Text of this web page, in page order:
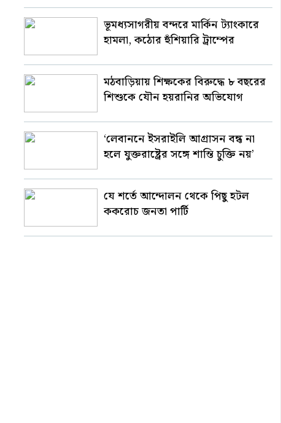
ভূমধ্যসাগরীয় বন্দরে মার্কিন ট্যাংকারে
হামলা, কঠোর হুঁশিয়ারি ট্রাম্পের
মঠবাড়িয়ায় শিক্ষকের বিরুদ্ধে ৮ বছরের
শিশুকে যৌন হয়রানির অভিযোগ
‘লেবাননে ইসরাইলি আগ্রাসন বন্ধ না
হলে যুক্তরাষ্ট্রের সঙ্গে শান্তি চুক্তি নয়’
যে শর্তে আন্দোলন থেকে পিছু হটল
ককরোচ জনতা পার্টি